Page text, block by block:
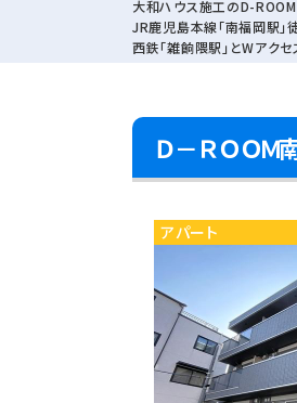
大和ハウス施工のD-
JR鹿児島本線「南福岡駅」
西鉄「雑餉隈駅」とWアク
Ｄ－ＲＯＯ
アパート